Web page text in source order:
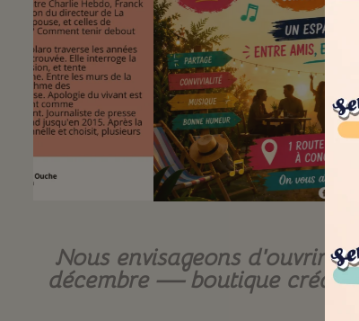
Nous envisageons d’ouvrir
décembre — boutique